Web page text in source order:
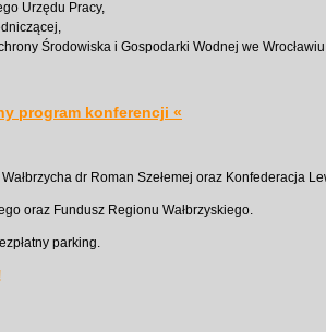
Urzędu Pracy,
Środowiska i Gospodarki Wodnej we
program konferencji «
dr Roman Szełemej oraz Konfederacja
oraz Fundusz Regionu Wałbrzyskiego.
parking.